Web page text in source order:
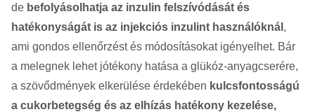
de befolyásolhatja az inzulin felszívódását és
hatékonyságát is az injekciós inzulint használóknál ,
ami gondos ellenőrzést és módosításokat igényelhet. Bár
a melegnek lehet jótékony hatása a glükóz-anyagcserére,
a szövődmények elkerülése érdekében kulcsfontosságú
a cukorbetegség és az elhízás hatékony kezelése,